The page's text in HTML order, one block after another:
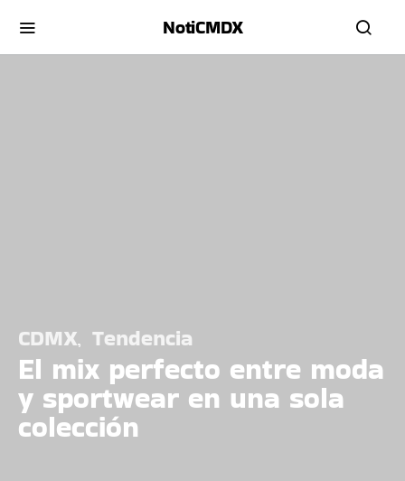
NotiCMDX
CDMX Tendencia
El mix perfecto entre moda
y sportwear en una sola
colección